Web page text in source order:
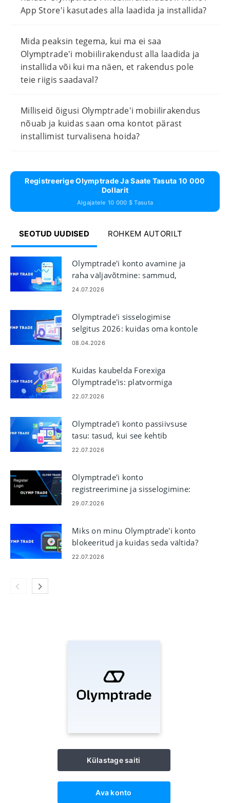
App Store'i kasutades alla laadida ja installida?
Mida peaksin tegema, kui ma ei saa
Olymptrade'i mobiilirakendust alla laadida ja
installida või kui ma näen, et rakendus pole
teie riigis saadaval?
Milliseid õigusi Olymptrade'i mobiilirakendus
nõuab ja kuidas saan oma kontot pärast
installimist turvalisena hoida?
Registreerige Olymptrade Ja Saate Tasuta 10 000
Dollarit
Algajatele 10 000 $ Tasuta
SEOTUD UUDISED ROHKEM AUTORILT
Olymptrade'i konto avamine ja
raha väljavõtmine: sammud,
limiidid ja ajastus
24.07.2026
Olymptrade'i sisselogimise
selgitus 2026: kuidas oma kontole
turvaliselt ja kiiresti juurde
08.04.2026
Kuidas kaubelda Forexiga
Olymptrade'is: platvormiga
kauplemise põhitõed
22.07.2026
Olymptrade'i konto passiivsuse
tasu: tasud, kui see kehtib
22.07.2026
Olymptrade'i konto
registreerimine ja sisselogimine:
samm-sammult juurdepääs
29.07.2026
Miks on minu Olymptrade'i konto
blokeeritud ja kuidas seda vältida?
22.07.2026
Külastage saiti
Ava konto